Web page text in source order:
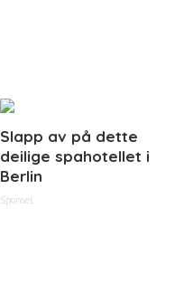
Slapp av på dette
deilige spahotellet i
Berlin
Sponset